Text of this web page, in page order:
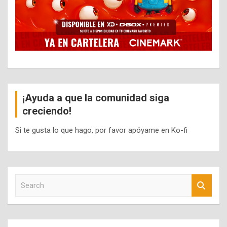
¡Ayuda a que la comunidad siga
creciendo!
Si te gusta lo que hago, por favor apóyame en Ko-fi
c